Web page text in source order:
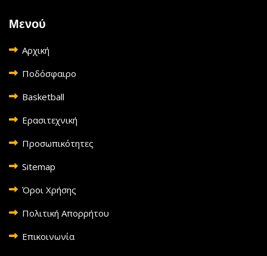
Μενού
Αρχική
Ποδόσφαιρο
Basketball
Ερασιτεχνική
Προσωπικότητες
Sitemap
Όροι Χρήσης
Πολιτική Απορρήτου
Επικοινωνία